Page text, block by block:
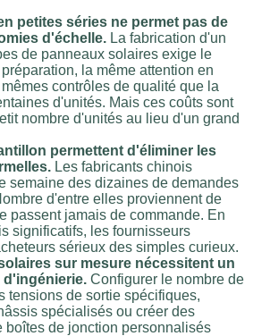
petites séries ne permet pas de
d'échelle. La fabrication d'un
de panneaux solaires exige le
la même attention en
contrôles de qualité que la
d'unités. Mais ces coûts sont
nombre d'unités au lieu d'un grand
permettent d'éliminer les
Les fabricants chinois
semaine des dizaines de demandes
d'entre elles proviennent de
passent jamais de commande. En
significatifs, les fournisseurs
sérieux des simples curieux.
sur mesure nécessitent un
d'ingénierie. Configurer le nombre de
tensions de sortie spécifiques,
spécialisés ou créer des
boîtes de jonction personnalisés